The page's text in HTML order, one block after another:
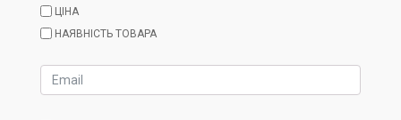
ЦІНА
НАЯВНІСТЬ ТОВАРА